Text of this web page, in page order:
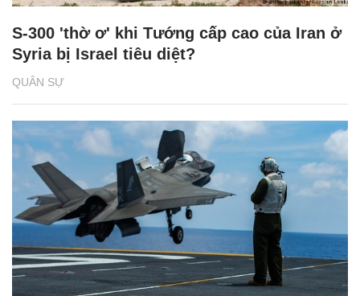
QUÂN SỰ
S-300 'thờ ơ' khi Tướng cấp cao của Iran ở
Syria bị Israel tiêu diệt?